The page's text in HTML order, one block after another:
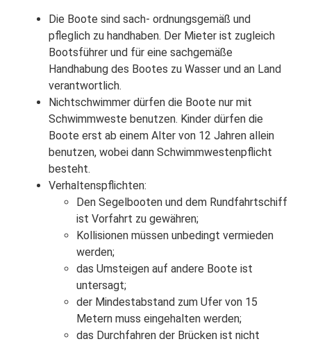
Die Boote sind sach- ordnungsgemäß und
pfleglich zu handhaben. Der Mieter ist zugleich
Bootsführer und für eine sachgemäße
Handhabung des Bootes zu Wasser und an Land
verantwortlich.
Nichtschwimmer dürfen die Boote nur mit
Schwimmweste benutzen. Kinder dürfen die
Boote erst ab einem Alter von 12 Jahren allein
benutzen, wobei dann Schwimmwestenpflicht
besteht.
Verhaltenspflichten:
Den Segelbooten und dem Rundfahrtschiff
ist Vorfahrt zu gewähren;
Kollisionen müssen unbedingt vermieden
werden;
das Umsteigen auf andere Boote ist
untersagt;
der Mindestabstand zum Ufer von 15
Metern muss eingehalten werden;
das Durchfahren der Brücken ist nicht